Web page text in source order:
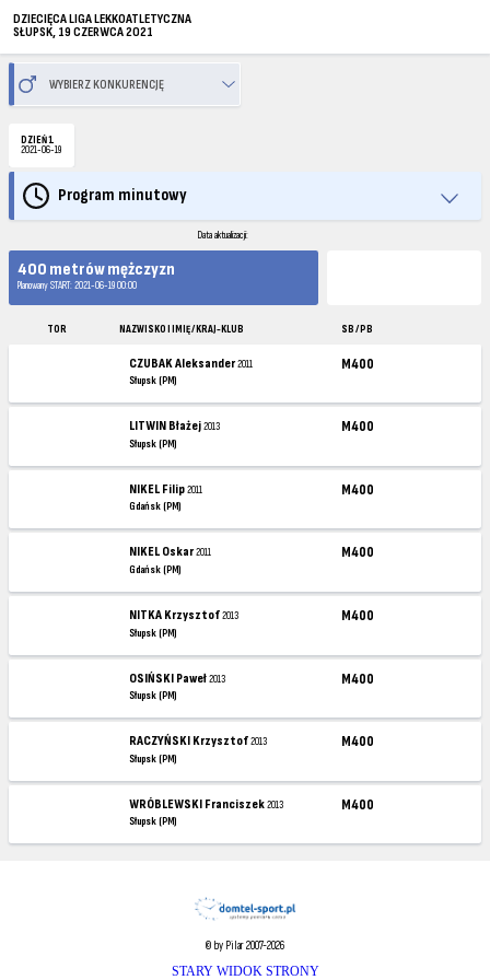
DZIECIĘCA LIGA LEKKOATLETYCZNA
SŁUPSK, 19 CZERWCA 2021
DZIEŃ 1
2021-06-19
Program minutowy
Data aktualizacji:
400 metrów mężczyzn
Planowany START: 2021-06-19 00:00
TOR NAZWISKO I IMIĘ / KRAJ-KLUB SB / PB
CZUBAK Aleksander2011
Słupsk (PM)
M400
LITWIN Błażej2013
Słupsk (PM)
M400
NIKEL Filip2011
Gdańsk (PM)
M400
NIKEL Oskar2011
Gdańsk (PM)
M400
NITKA Krzysztof2013
Słupsk (PM)
M400
OSIŃSKI Paweł2013
Słupsk (PM)
M400
RACZYŃSKI Krzysztof2013
Słupsk (PM)
M400
WRÓBLEWSKI Franciszek2013
Słupsk (PM)
M400
© by Pilar 2007-2026
STARY WIDOK STRONY